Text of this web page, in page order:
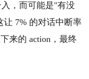
，而可能是"有没
7% 的对话中断率
来的 action，最终